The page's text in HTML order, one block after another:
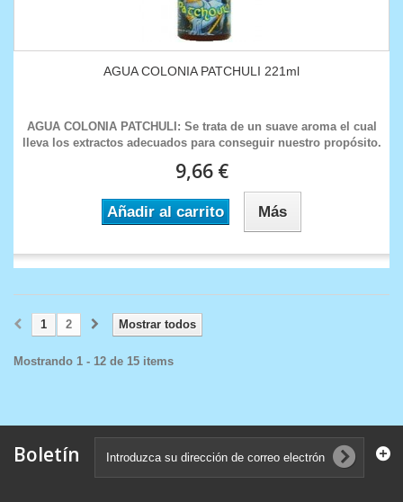
AGUA COLONIA PATCHULI 221ml
AGUA COLONIA PATCHULI: Se trata de un suave aroma el cual
lleva los extractos adecuados para conseguir nuestro propósito.
9,66 €
Añadir al carrito Más
Mostrar todos
1 2
Mostrando 1 - 12 de 15 items
Boletín